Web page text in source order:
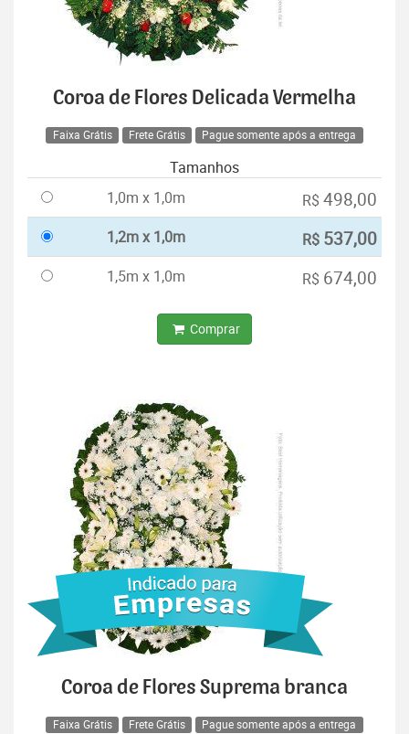
Coroa de Flores Delicada Vermelha
Faixa Grátis Frete Grátis Pague somente após a entrega
Tamanhos
1,0m x 1,0m
R$ 498,00
1,2m x 1,0m R$ 537,00
1,5m x 1,0m R$ 674,00
Comprar
Coroa de Flores Suprema branca
Faixa Grátis Frete Grátis Pague somente após a entrega